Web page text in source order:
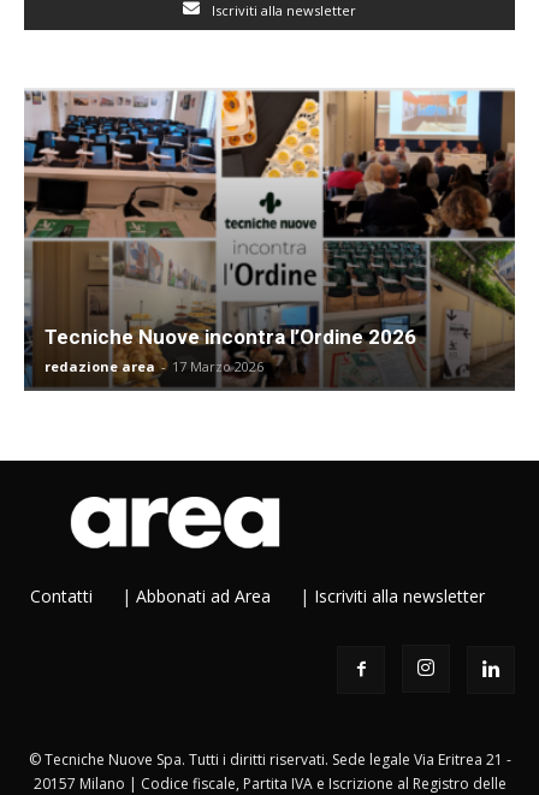
Iscriviti alla newsletter
Tecniche Nuove incontra l’Ordine 2026
redazione area - 17 Marzo 2026
Contatti | Abbonati ad Area | Iscriviti alla newsletter
© Tecniche Nuove Spa. Tutti i diritti riservati. Sede legale Via Eritrea 21 -
20157 Milano | Codice fiscale, Partita IVA e Iscrizione al Registro delle